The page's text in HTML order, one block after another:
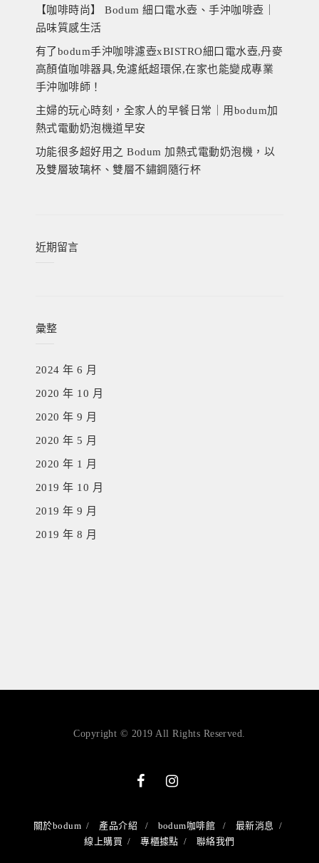
【咖啡時尚】 Bodum 細口電水壺、手沖咖啡壺｜
品味質感生活
有了bodum手沖咖啡濾壺xBISTRO細口電水壺,丹麥
高顏值咖啡器具,免濾紙超環保,在家也能變成專業
手沖咖啡師！
主婦的玩心時刻，全家人的早餐日常｜用bodum加
熱式電動奶泡機道早安
功能很多超好用之 Bodum 加熱式電動奶泡機，以
及雙層玻璃杯、雙層不鏽鋼隨行杯
近期留言
彙整
2024 年 6 月
2020 年 10 月
2020 年 9 月
2020 年 5 月
2020 年 1 月
2019 年 10 月
2019 年 9 月
2019 年 8 月
Copyright © 2019 All Rights Reserved.
關於bodum 產品介紹 bodum咖啡館
最新消息
線上購買
專櫃據點 聯絡我們